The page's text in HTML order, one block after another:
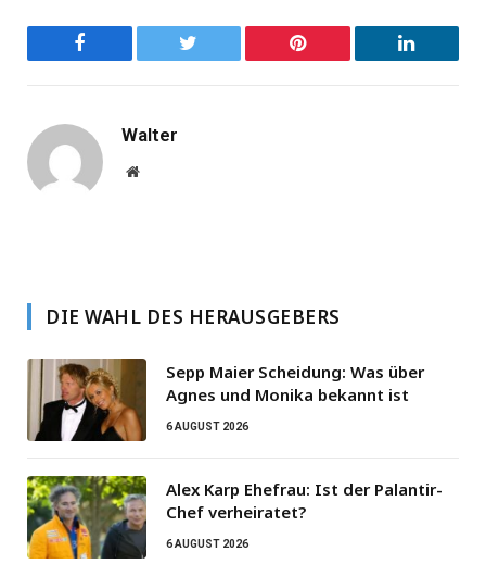
Facebook Twitter Pinterest LinkedIn
Walter
Website
DIE WAHL DES HERAUSGEBERS
Sepp Maier Scheidung: Was über
Agnes und Monika bekannt ist
6 AUGUST 2026
Alex Karp Ehefrau: Ist der Palantir-
Chef verheiratet?
6 AUGUST 2026